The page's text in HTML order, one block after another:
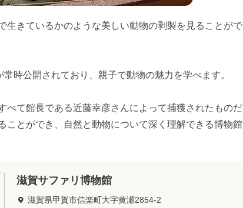
生きているかのような美しい動物の剥製を見ることがで
時公開されており、親子で動物の魅力を学べます。
べて館長である近藤幸彦さんによって捕獲されたものだ
ことができ、自然と動物について深く理解できる博物館
滋賀サファリ博物館
滋賀県甲賀市信楽町大字黄瀬2854-2